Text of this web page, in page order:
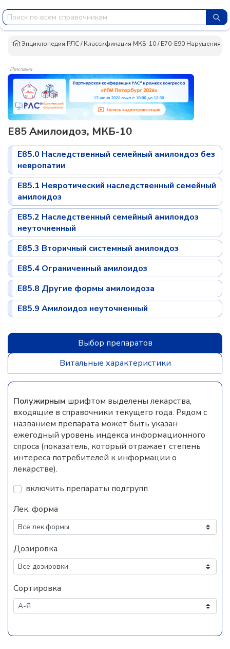
Энциклопедия РЛС/Классификация МКБ-10/E70-E90 Нарушения
Реклама
E85 Амилоидоз, МКБ-10
E85.0 Наследственный семейный амилоидоз без
невропатии
E85.1 Невротический наследственный семейный
амилоидоз
E85.2 Наследственный семейный амилоидоз
неуточненный
E85.3 Вторичный системный амилоидоз
E85.4 Ограниченный амилоидоз
E85.8 Другие формы амилоидоза
E85.9 Амилоидоз неуточненный
Выбор препаратов
Витальные характеристики
Полужирным шрифтом выделены лекарства,
входящие в справочники текущего года. Рядом с
названием препарата может быть указан
ежегодный уровень индекса информационного
спроса (показатель, который отражает степень
интереса потребителей к информации о
лекарстве).
включить препараты подгрупп
Лек. форма
Дозировка
Сортировка